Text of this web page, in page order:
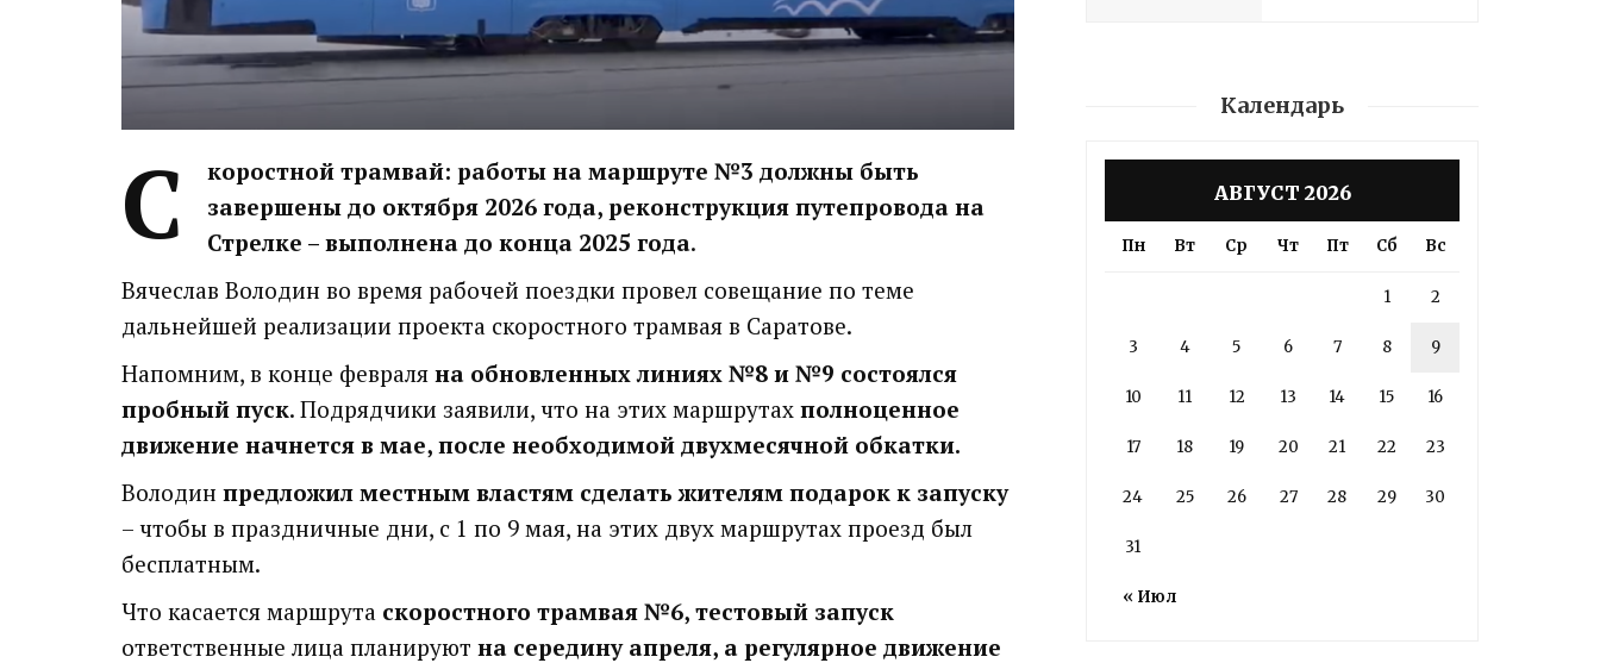
С
коростной трамвай: работы на маршруте №3 должны быть
завершены до октября 2026 года, реконструкция путепровода на
Стрелке – выполнена до конца 2025 года.
Вячеслав Володин во время рабочей поездки провел совещание по теме
дальнейшей реализации проекта скоростного трамвая в Саратове.
Напомним, в конце февраля на обновленных линиях №8 и №9 состоялся
пробный пуск. Подрядчики заявили, что на этих маршрутах полноценное
движение начнется в мае, после необходимой двухмесячной обкатки.
Володин предложил местным властям сделать жителям подарок к запуску
– чтобы в праздничные дни, с 1 по 9 мая, на этих двух маршрутах проезд был
бесплатным.
Что касается маршрута скоростного трамвая №6, тестовый запуск
ответственные лица планируют на середину апреля, а регулярное движение
Календарь
АВГУСТ 2026
Пн Вт Ср Чт Пт Сб Вс
« Июл
1 2
3 4 5 6 7 8 9
10 11 12 13 14 15 16
17 18 19 20 21 22 23
24 25 26 27 28 29 30
31
РАБОТЫ БУДУТ